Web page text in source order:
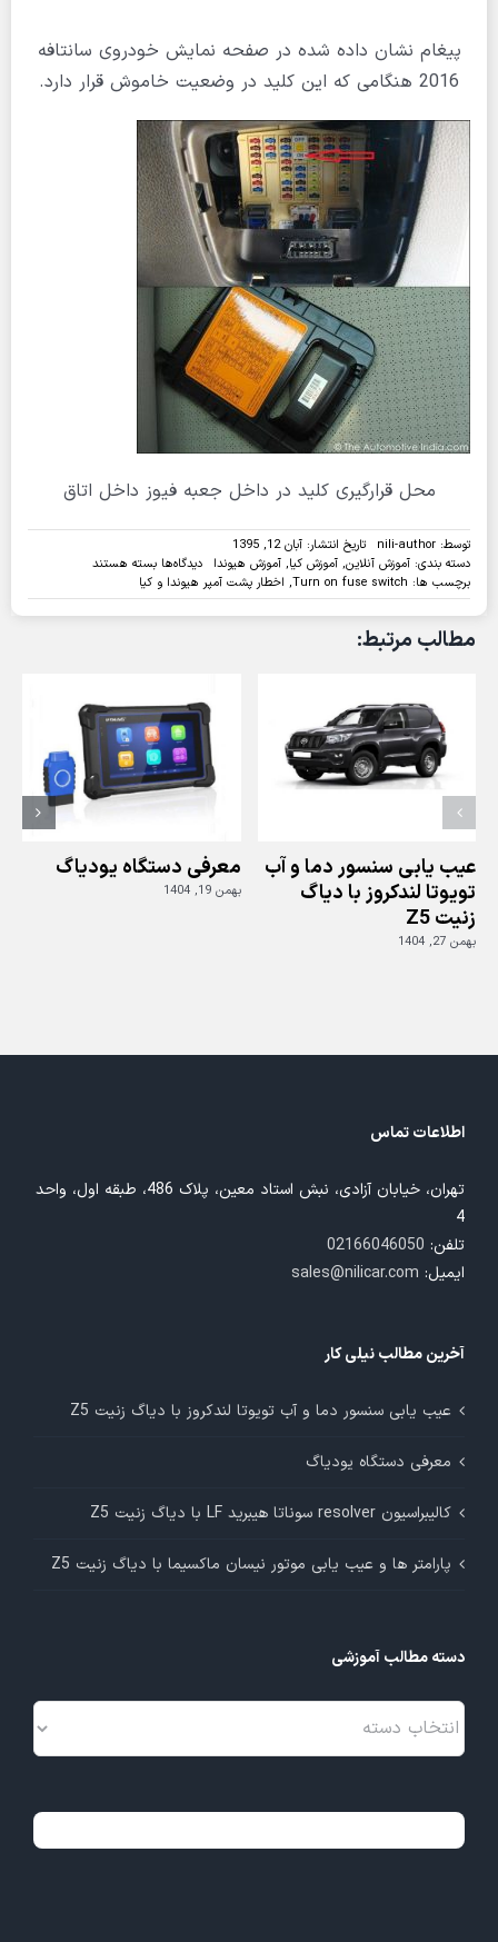
پیغام نشان داده شده در صفحه نمایش خودروی سانتافه
2016 هنگامی که این کلید در وضعیت خاموش قرار دارد.
محل قرارگیری کلید در داخل جعبه فیوز داخل اتاق
توسط: nili-author
تاریخ انتشار: آبان 12, 1395
دسته بندی: آموزش آنلاین, آموزش کیا, آموزش هیوندا دیدگاه‌ها برای
اخطار
Turn
on
نمایش
خودروهای
هیوندا
و
کیا
بسته هستند
برچسب ها: Turn on fuse switch
, اخطار پشت آمپر هیوندا و کیا
مطالب مرتبط:
عیب یابی سنسور دما و آب
تویوتا لندکروز با دیاگ
زنیت Z5
بهمن 27, 1404
معرفی دستگاه یودیاگ
بهمن 19, 1404
اطلاعات تماس
تهران، خیابان آزادی، نبش استاد معین، پلاک 486، طبقه اول، واحد
4
تلفن: 02166046050
ایمیل: sales@nilicar.com
آخرین مطالب نیلی کار
عیب یابی سنسور دما و آب تویوتا لندکروز با دیاگ زنیت Z5
معرفی دستگاه یودیاگ
کالیبراسیون resolver سوناتا هیبرید LF با دیاگ زنیت Z5
پارامتر ها و عیب یابی موتور نیسان ماکسیما با دیاگ زنیت Z5
دسته مطالب آموزشی
دسته